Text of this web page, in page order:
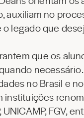
auxiliam no
legado que
que os
no Brasil e
FGV,